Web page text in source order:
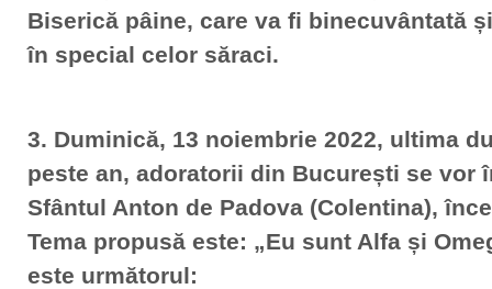
Biserică pâine, care va fi binecuvântată
în special celor săraci.
3. Duminică, 13 noiembrie 2022, ultima
peste an, adoratorii din București se vor
Sfântul Anton de Padova (Colentina),
Tema propusă este: „Eu sunt Alfa și
este următorul: